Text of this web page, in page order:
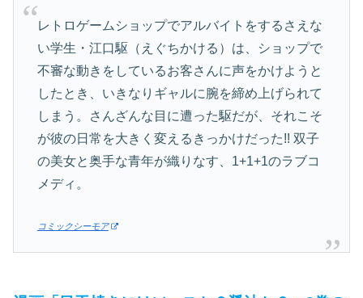
レトロゲームショップでアルバイトをするさえな
い学生・江口駆（えぐちかける）は、ショップで
不審な動きをしているお客さんに声をかけようと
したとき、いきなりギャルに腕を締め上げられて
しまう。さんざんな目に遭った駆だが、それこそ
が彼の日常を大きく変えるきっかけだった!! 双子
の美女と奥手な青年が織りなす、1+1+1のラブコ
メディ。
コミックシーモア